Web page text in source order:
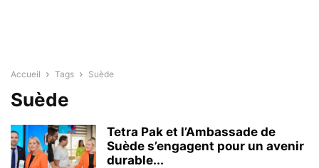
Accueil Tags Suède
Suède
Tetra Pak et l’Ambassade de
Suède s’engagent pour un avenir
durable...